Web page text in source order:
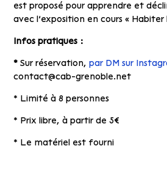
est proposé pour apprendre et
avec l’exposition en cours «
Infos pratiques :
*Sur réservation,par DM sur
contact@cab-grenoble.net
* Limité à 8 personnes
* Prix libre, à partir de 5€
* Le matériel est fourni